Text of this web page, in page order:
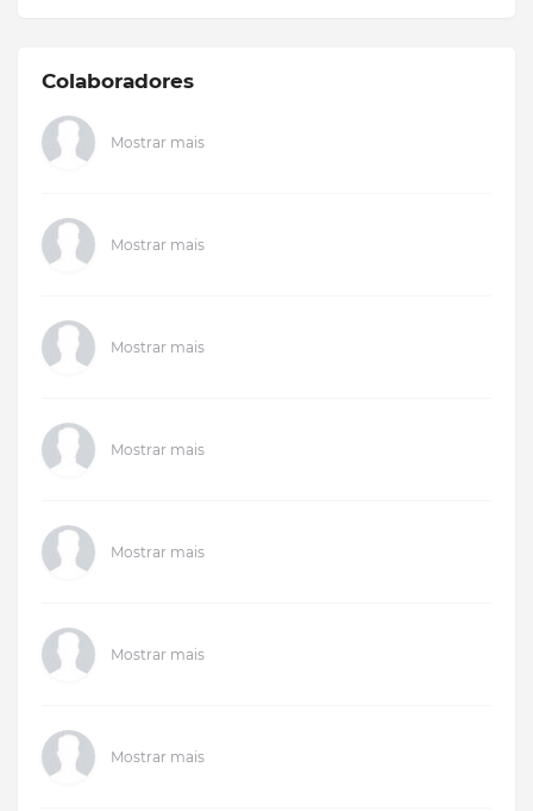
Colaboradores
Mostrar mais
Mostrar mais
Mostrar mais
Mostrar mais
Mostrar mais
Mostrar mais
Mostrar mais